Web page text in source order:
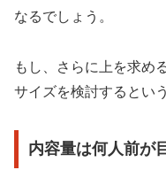
なるでしょう。
もし、さらに上を求め
サイズを検討するとい
内容量は何人前が